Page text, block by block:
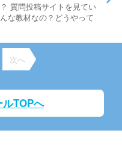
質問投稿サイトを見てい
な教材なの？どうやって
次へ
TOPへ